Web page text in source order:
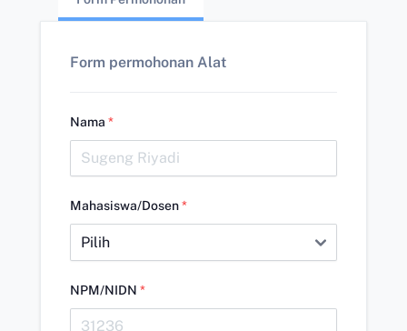
Form permohonan Alat
Nama *
Mahasiswa/Dosen*
NPM/NIDN *